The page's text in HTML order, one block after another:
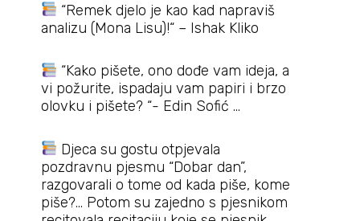
“Remek djelo je kao kad napraviš
analizu (Mona Lisu)!“ – Ishak Kliko
“Kako pišete, ono dođe vam ideja, a
vi požurite, ispadaju vam papiri i brzo
olovku i pišete? “- Edin Sofić …
Djeca su gostu otpjevala
pozdravnu pjesmu “Dobar dan”,
razgovarali o tome od kada piše, kome
piše?… Potom su zajedno s pjesnikom